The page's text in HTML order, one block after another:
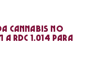
cannabis no
RDC 1.014 para